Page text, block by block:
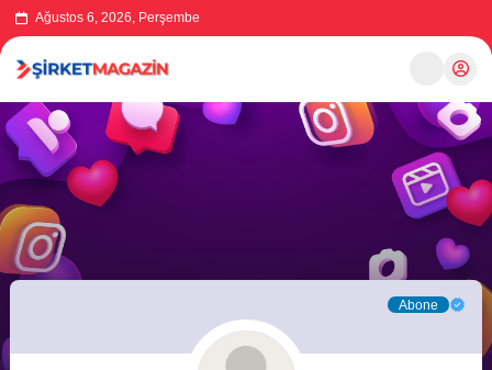
Ağustos 6, 2026, Perşembe
Abone